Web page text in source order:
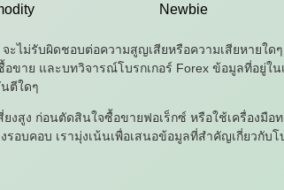
Newbie
ไม่รับผิดชอบต่อความสูญเสียหรือความเสียหายใด
าย และบทวิจารณ์โบรกเกอร์ Forex ข้อมูลที่อยู่ใน
ตีใดๆ
งสูง ก่อนตัดสินใจซื้อขายฟอเร็กซ์ หรือใช้เครื่องมือ
อบคอบ เรามุ่งเน้นเพื่อเสนอข้อมูลที่สำคัญเกี่ยวกับ